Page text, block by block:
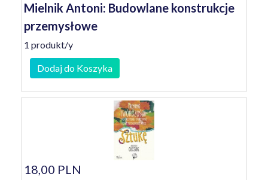
Mielnik Antoni: Budowlane konstrukcje
przemysłowe
1 produkt/y
Dodaj do Koszyka
18,00 PLN